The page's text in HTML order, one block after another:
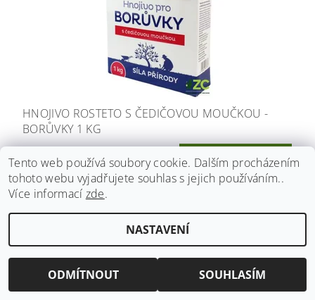
HNOJIVO ROSTETO S ČEDIČOVOU MOUČKOU -
BORŮVKY 1 KG
125 Kč
125 Kč / 1 kg
Tento web používá soubory cookie. Dalším procházením
tohoto webu vyjadřujete souhlas s jejich používáním..
Více informací zde.
NASTAVENÍ
ODMÍTNOUT SOUHLASÍM